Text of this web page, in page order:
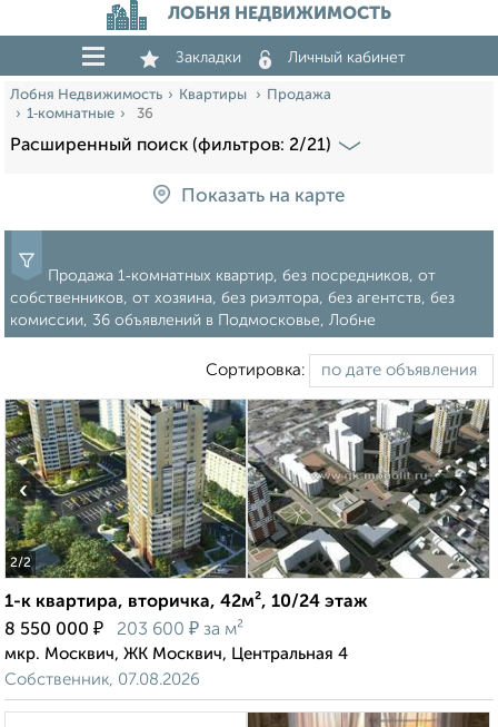
ЛОБНЯ НЕДВИЖИМОСТЬ
Закладки Личный кабинет
Лобня Недвижимость Квартиры
Продажа
1‑комнатные
36
Расширенный поиск (фильтров: 2/21)
Показать на карте
Продажа 1‑комнатных квартир, без посредников, от
собственников, от хозяина, без риэлтора, без агентств, без
комиссии, 36 объявлений в Подмосковье, Лобне
Сортировка:
2/2
‹ ›
1-к квартира, вторичка, 42м², 10/24 этаж
8 550 000 ₽ 203 600 ₽ за м²
мкр. Москвич, ЖК Москвич, Центральная 4
Собственник, 07.08.2026